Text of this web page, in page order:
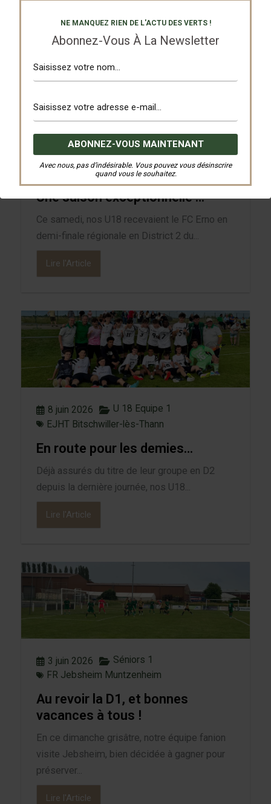
NE MANQUEZ RIEN DE L'ACTU DES VERTS !
Abonnez-Vous À La Newsletter
Avec nous, pas d’indésirable. Vous pouvez vous désinscrire
quand vous le souhaitez.
Ces articles pourraient vous intéresser …
U 18 Equipe 1
finale regionale
Une saison exceptionnelle …
Ce samedi, nos U18 recevaient le FC Erno en
demi-finale régionale en District 2 du...
Lire l'Article
8 juin 2026
U 18 Equipe 1
EJHT Bitschwiller-lès-Thann
En route pour les demies…
Déjà assurés du titre de leur groupe en D2
depuis la dernière journée, nos U18...
Lire l'Article
3 juin 2026
Séniors 1
FR Jebsheim Muntzenheim
Au revoir la D1, et bonnes
vacances à tous !
En ce dimanche grisâtre, notre équipe fanion
visite Jebsheim, bien décidée à gagner pour
préserver...
Lire l'Article